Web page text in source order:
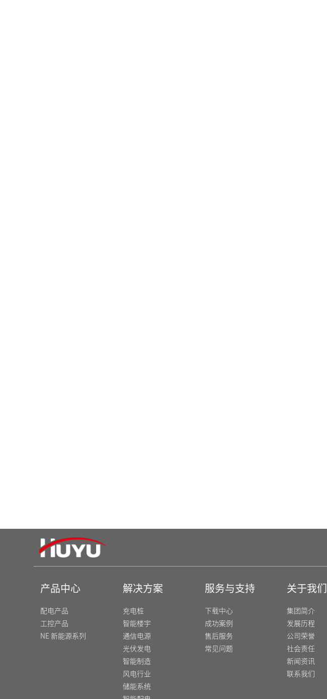
DZ47N-40 相线+中性线断路器
产品中心
配电产品
工控产品
NE 新能源系列
解决方案
充电桩
智能楼宇
通信电源
光伏发电
智能制造
风电行业
储能系统
服务与支持
下载中心
成功案例
售后服务
常见问题
关于我们
集团简介
发展历程
公司荣誉
社会责任
新闻资讯
联系我们